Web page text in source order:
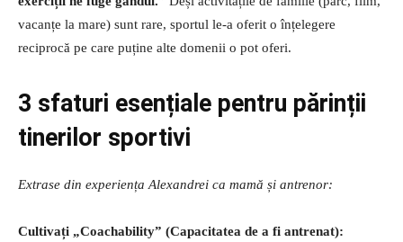
vacanțe la mare) sunt rare, sportul le-a oferit o înțelegere
reciprocă pe care puține alte domenii o pot oferi.
3 sfaturi esențiale pentru părinții
tinerilor sportivi
Extrase din experiența Alexandrei ca mamă și antrenor:
Cultivați „Coachability” (Capacitatea de a fi antrenat):